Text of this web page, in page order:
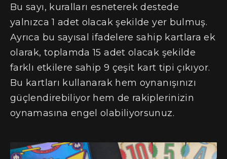
Bu sayı, kuralları esneterek destede
yalnızca 1 adet olacak şekilde yer bulmuş.
Ayrıca bu sayısal ifadelere sahip kartlara ek
olarak, toplamda 15 adet olacak şekilde
farklı etkilere sahip 9 çeşit kart tipi çıkıyor.
Bu kartları kullanarak hem oynanışınızı
güçlendirebiliyor hem de rakiplerinizin
oynamasına engel olabiliyorsunuz.